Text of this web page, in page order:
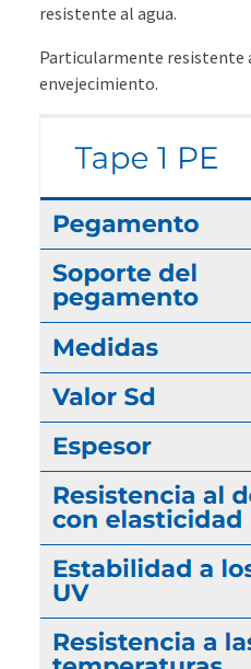
resistente al agua.
Particularmente resistente
envejecimiento.